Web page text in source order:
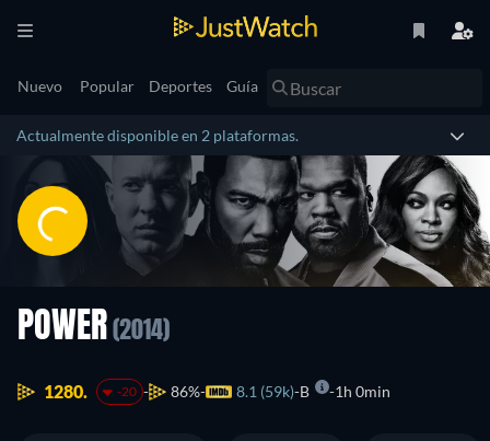
Nuevo Popular Deportes Guía
Actualmente disponible en 2 plataformas.
POWER (2014)
1280. -20 86% 8.1 (59k) B 1h 0min